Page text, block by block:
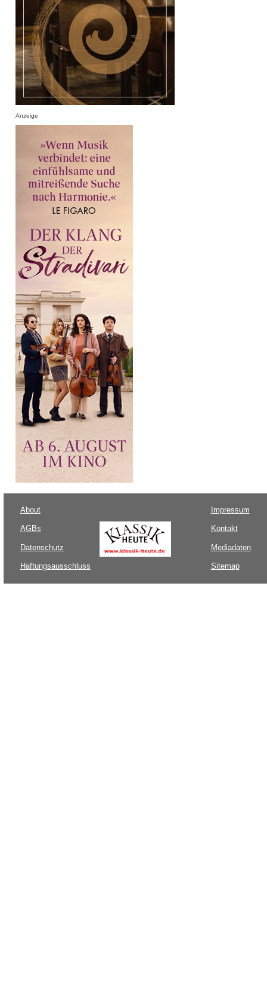
Anzeige
About
AGBs
Datenschutz
Haftungsausschluss
Impressum
Kontakt
Mediadaten
Sitemap